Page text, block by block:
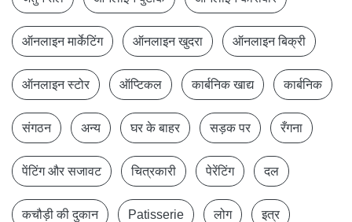
ऑनलाइन मार्केटिंग ऑनलाइन खुदरा ऑनलाइन बिक्री
ऑनलाइन स्टोर ऑप्टिकल कार्बनिक खाद्य कार्बनिक
संगठन अन्य घर के बाहर सड़क पर रँगना
पेंटिंग और सजावट चित्रकारी पेरेंटिंग दल
कचौड़ी की दुकान Patisserie लोग इत्र